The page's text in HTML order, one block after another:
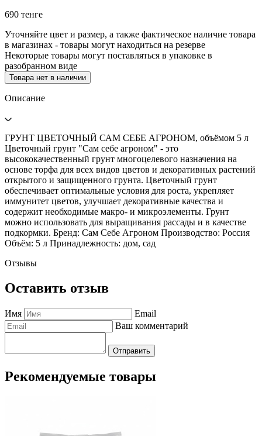
690 тенге
Уточняйте цвет и размер, а также фактическое наличие товара
в магазинах - товары могут находиться на резерве
Некоторые товары могут поставляться в упаковке в
разобранном виде
Товара нет в наличии
Описание
ГРУНТ ЦВЕТОЧНЫЙ САМ СЕБЕ АГРОНОМ, объёмом 5 л
Цветочный грунт "Сам себе агроном" - это
высококачественный грунт многоцелевого назначения на
основе торфа для всех видов цветов и декоративных растений
открытого и защищенного грунта. Цветочный грунт
обеспечивает оптимальные условия для роста, укрепляет
иммунитет цветов, улучшает декоративные качества и
содержит необходимые макро- и микроэлементы. Грунт
можно использовать для выращивания рассады и в качестве
подкормки. Бренд: Сам Себе Агроном Производство: Россия
Объём: 5 л Принадлежность: дом, сад
Отзывы
Оставить отзыв
Имя
Email
Ваш комментарий
Отправить
Рекомендуемые товары